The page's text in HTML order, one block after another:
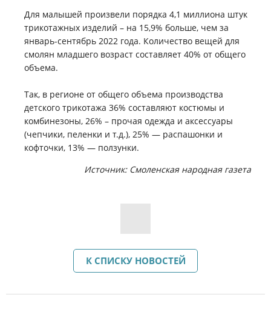
Для малышей произвели порядка 4,1 миллиона штук
трикотажных изделий – на 15,9% больше, чем за
январь-сентябрь 2022 года. Количество вещей для
смолян младшего возраст составляет 40% от общего
объема.
Так, в регионе от общего объема производства
детского трикотажа 36% составляют костюмы и
комбинезоны, 26% – прочая одежда и аксессуары
(чепчики, пеленки и т.д.), 25% — распашонки и
кофточки, 13% — ползунки.
Источник: Смоленская народная газета
К СПИСКУ НОВОСТЕЙ